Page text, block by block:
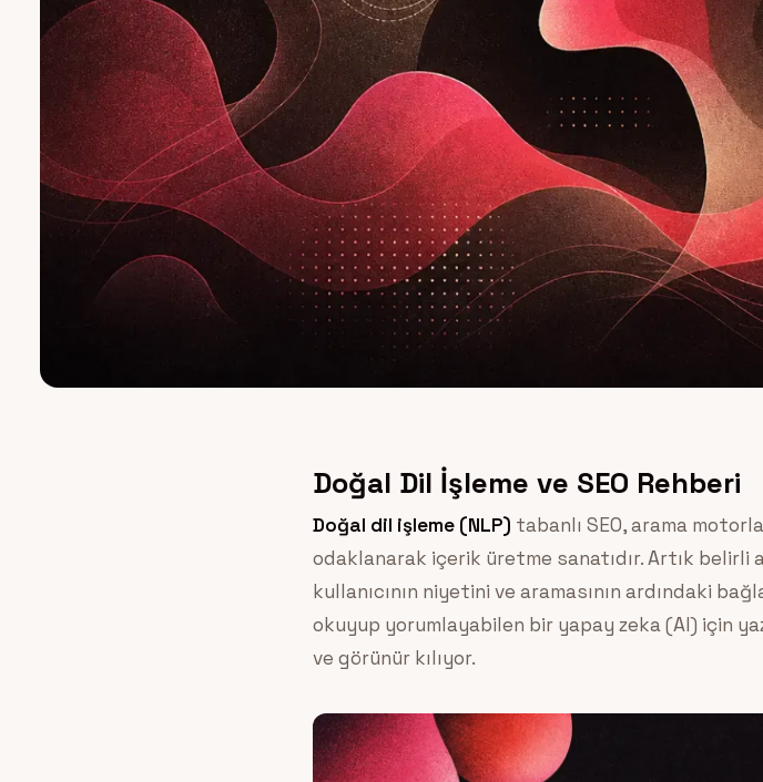
Doğal Dil İşleme ve SEO Rehberi
Doğal dil işleme (NLP) tabanlı SEO, arama
odaklanarak içerik üretme sanatıdır. Artık
kullanıcının niyetini ve aramasının ardındaki
okuyup yorumlayabilen bir yapay zeka (AI) için
ve görünür kılıyor.